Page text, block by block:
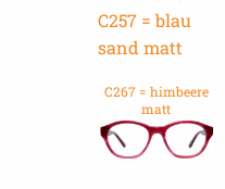
C267 = himbeere
matt